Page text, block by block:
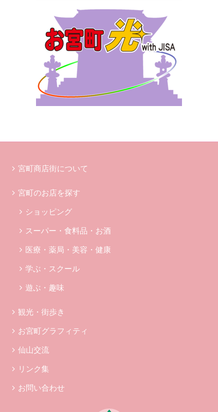
宮町商店街について
宮町のお店を探す
ショッピング
スーパー・食料品・お酒
医療・薬局・美容・健康
学ぶ・スクール
遊ぶ・趣味
観光・街歩き
お宮町グラフィティ
仙山交流
リンク集
お問い合わせ